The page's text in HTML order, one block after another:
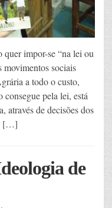
impor-se “na lei ou
movimentos sociais
a todo o custo,
pela lei, está
através de decisões dos
[…]
de